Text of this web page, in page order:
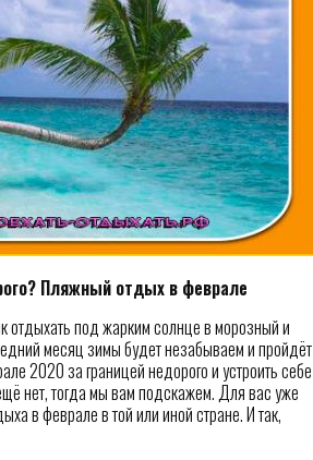
Пляжный отдых в феврале
отдыхать под жарким солнце в морозный и
месяц зимы будет незабываем и пройдёт
2020 за границей недорого и устроить себе
нет, тогда мы вам подскажем. Для вас уже
в феврале в той или иной стране. И так,